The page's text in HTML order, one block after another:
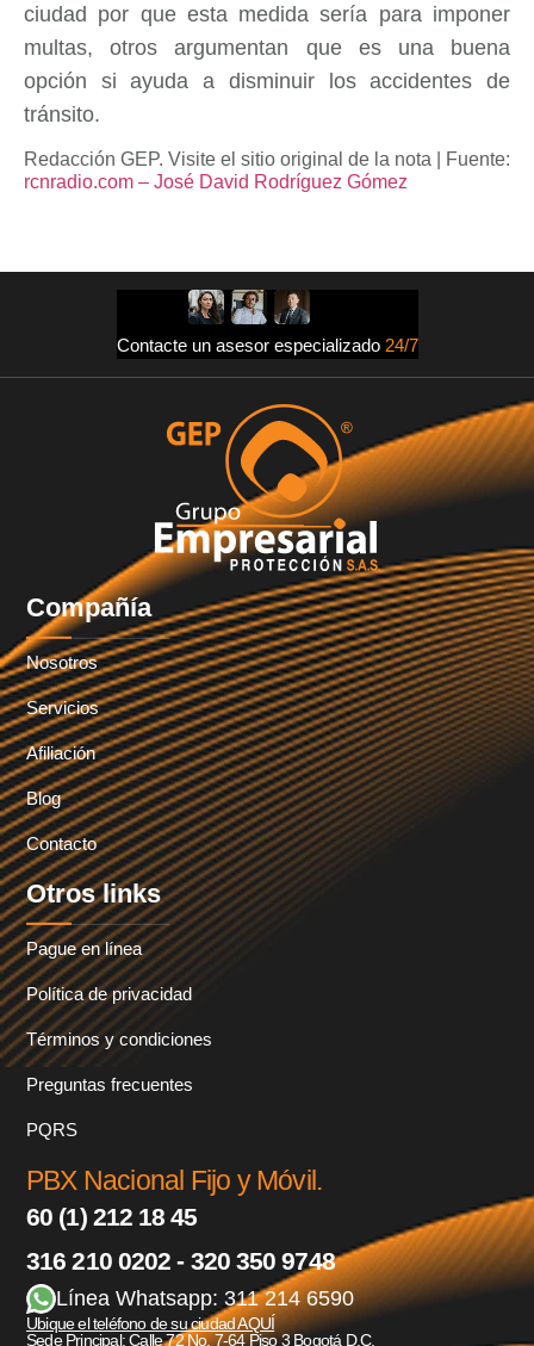
ciudad por que esta medida sería para imponer
multas, otros argumentan que es una buena
opción si ayuda a disminuir los accidentes de
tránsito.
Redacción GEP. Visite el sitio original de la nota | Fuente:
rcnradio.com – José David Rodríguez Gómez
Contacte un asesor especializado 24/7
Compañía
Nosotros
Servicios
Afiliación
Blog
Contacto
Otros links
Pague en línea
Política de privacidad
Términos y condiciones
Preguntas frecuentes
PQRS
PBX Nacional Fijo y Móvil.
60 (1) 212 18 45
316 210 0202 - 320 350 9748
Línea Whatsapp: 311 214 6590
Ubique el teléfono de su ciudad AQUÍ
Sede Principal: Calle 72 No. 7-64 Piso 3 Bogotá D.C.